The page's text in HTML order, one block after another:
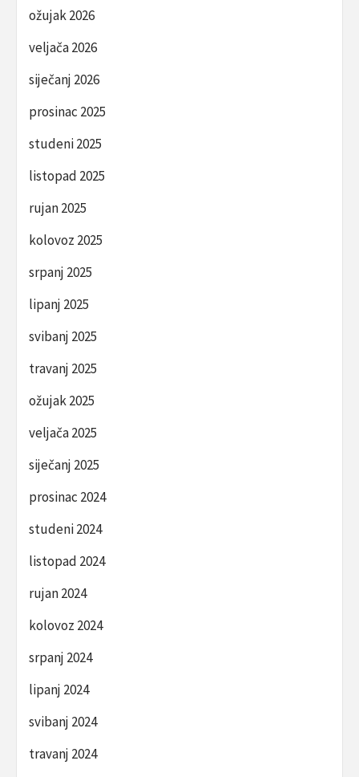
ožujak 2026
veljača 2026
siječanj 2026
prosinac 2025
studeni 2025
listopad 2025
rujan 2025
kolovoz 2025
srpanj 2025
lipanj 2025
svibanj 2025
travanj 2025
ožujak 2025
veljača 2025
siječanj 2025
prosinac 2024
studeni 2024
listopad 2024
rujan 2024
kolovoz 2024
srpanj 2024
lipanj 2024
svibanj 2024
travanj 2024